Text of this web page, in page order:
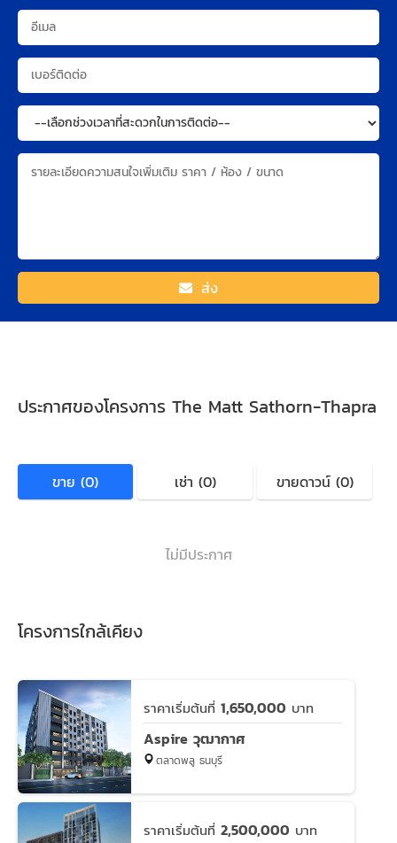
ส่ง
ประกาศของโครงการ The Matt Sathorn-Thapra
ขาย (0) เช่า (0) ขายดาวน์ (0)
ไม่มีประกาศ
โครงการใกล้เคียง
ราคาเริ่มต้นที่ 1,650,000 บาท
Aspire วุฒากาศ
ตลาดพลู ธนบุรี
ราคาเริ่มต้นที่ 2,500,000 บาท